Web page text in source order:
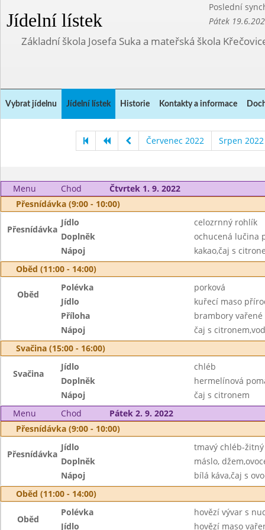
Jídelní lístek
Poslední
Pátek
Základní škola Josefa Suka a mateřská škola
Vybrat jídelnu Jídelní lístek Historie Kontakty a informace
Červenec 2022 Srpen 2022
Menu Chod
Čtvrtek 1. 9. 2022
Přesnídávka (9:00 - 10:00)
Přesnídávka
Jídlo
celozrnný rohlík
Doplněk
ochucená lučina
Nápoj
kakao,čaj s
Oběd (11:00 - 14:00)
Oběd
Polévka
porková
Jídlo
kuřecí maso
Příloha
brambory vařené
Nápoj
čaj s
Svačina (15:00 - 16:00)
Svačina
Jídlo
chléb
Doplněk
hermelínová
Nápoj
čaj s citronem
Menu
Chod
Pátek 2. 9. 2022
Přesnídávka (9:00 - 10:00)
Přesnídávka
Jídlo
tmavý chléb-žitný
Doplněk
máslo,
Nápoj
bílá káva,čaj s
Oběd (11:00 - 14:00)
Oběd
Polévka
hovězí vývar s
Jídlo
hovězí maso